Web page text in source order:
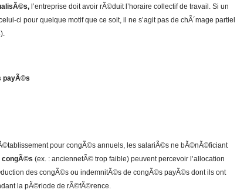
l’entreprise doit avoir rÃ©duit l’horaire collectif de travail. Si un
ci pour quelque motif que ce soit, il ne s’agit pas de chÃ´mage partiel
payÃ©s
pour congÃ©s annuels, les salariÃ©s ne bÃ©nÃ©ficiant
congÃ©s (ex. : anciennetÃ© trop faible) peuvent percevoir l’allocation
des congÃ©s ou indemnitÃ©s de congÃ©s payÃ©s dont ils ont
la pÃ©riode de rÃ©fÃ©rence.